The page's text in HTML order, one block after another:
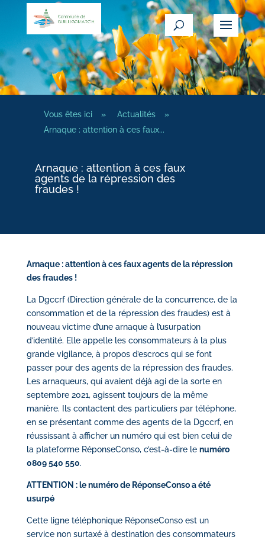
Vous êtes ici » Actualités
»
Arnaque : attention à ces faux...
Arnaque : attention à ces faux
agents de la répression des
fraudes !
Arnaque : attention à ces faux agents de la répression
des fraudes !
La Dgccrf (Direction générale de la concurrence, de la
consommation et de la répression des fraudes) est à
nouveau victime d’une arnaque à l’usurpation
d’identité. Elle appelle les consommateurs à la plus
grande vigilance, à propos d’escrocs qui se font
passer pour des agents de la répression des fraudes.
Les arnaqueurs, qui avaient déjà agi de la sorte en
septembre 2021, agissent toujours de la même
manière. Ils contactent des particuliers par téléphone,
en se présentant comme des agents de la Dgccrf, en
réussissant à afficher un numéro qui est bien celui de
la plateforme RéponseConso, c’est-à-dire le numéro
0809 540 550.
ATTENTION : le numéro de RéponseConso a été
usurpé
Cette ligne téléphonique RéponseConso est un
service non surtaxé à destination des consommateurs